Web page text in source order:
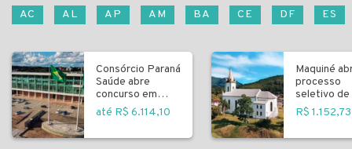
AC AL AP AM BA CE DF ES
Consórcio Paraná
Saúde abre
concurso em
Curitiba
até R$ 6.114,10
Maquiné
processo
seletivo de
R$ 1.152,73